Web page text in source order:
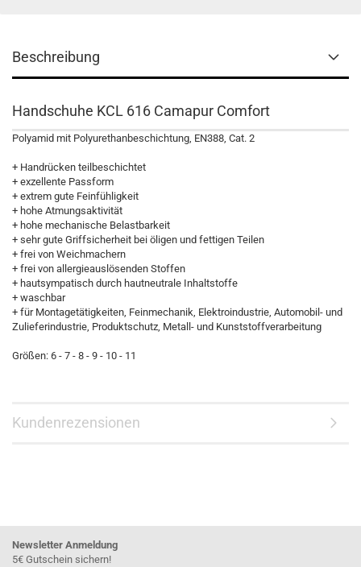
Beschreibung
Handschuhe KCL 616 Camapur Comfort
Polyamid mit Polyurethanbeschichtung, EN388, Cat. 2
+ Handrücken teilbeschichtet
+ exzellente Passform
+ extrem gute Feinfühligkeit
+ hohe Atmungsaktivität
+ hohe mechanische Belastbarkeit
+ sehr gute Griffsicherheit bei öligen und fettigen Teilen
+ frei von Weichmachern
+ frei von allergieauslösenden Stoffen
+ hautsympatisch durch hautneutrale Inhaltstoffe
+ waschbar
+ für Montagetätigkeiten, Feinmechanik, Elektroindustrie, Automobil- und
Zulieferindustrie, Produktschutz, Metall- und Kunststoffverarbeitung
Größen: 6 - 7 - 8 - 9 - 10 - 11
Kundenrezensionen
Newsletter Anmeldung
5€ Gutschein sichern!